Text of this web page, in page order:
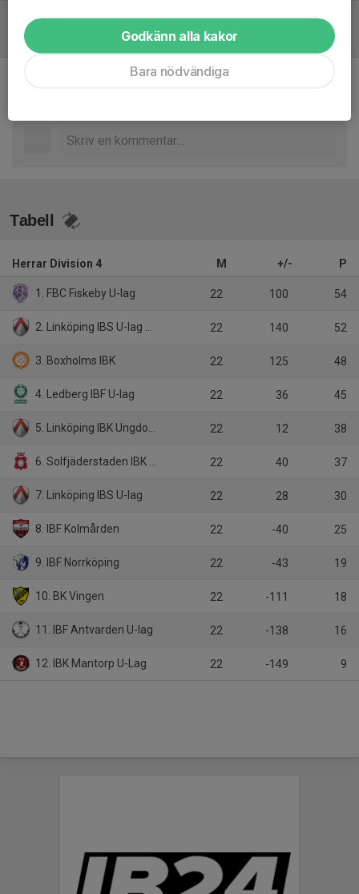
Referat
Tabell
Herrar Division 4 M +/- P
1. FBC Fiskeby U-lag 22 100 54
2. Linköping IBS U-lag Vikingstad 22 140 52
3. Boxholms IBK 22 125 48
4. Ledberg IBF U-lag 22 36 45
5. Linköping IBK Ungdom U-lag 22 12 38
6. Solfjäderstaden IBK U-lag 22 40 37
7. Linköping IBS U-lag 22 28 30
8. IBF Kolmården 22 -40 25
9. IBF Norrköping 22 -43 19
10. BK Vingen 22 -111 18
11. IBF Antvarden U-lag 22 -138 16
12. IBK Mantorp U-Lag 22 -149 9
Godkänn alla kakor
Bara nödvändiga